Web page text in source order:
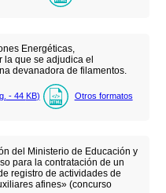
Energéticas,
la que se adjudica el
devanadora de filamentos.
- 44 KB) Otros formatos
del Ministerio de Educación y
para la contratación de un
registro de actividades de
afines» (concurso